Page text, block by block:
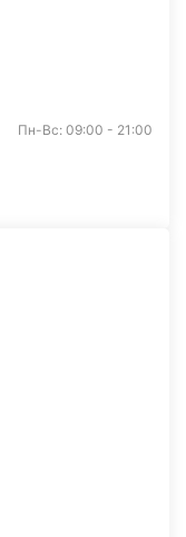
Пн-Вс: 09:00 - 21:00